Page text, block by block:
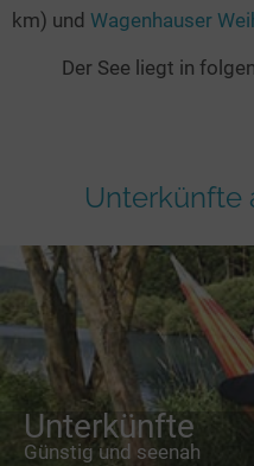
km) und Wagenhauser
Der See liegt in
Unterkünfte
Unterkünfte
Günstig und seenah